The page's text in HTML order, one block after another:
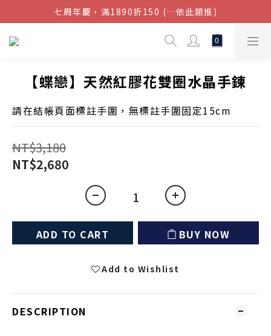
結帳金額滿$1080超取免運
七周年慶，滿1890折150 (…依此類推)
點我加入官方LINE帳號，獲得50元現金券
【蝶戀】天然紅膠花雙圈水晶手鍊
請在結帳頁面標註手圍，無標註手圍固定15cm
NT$3,180
NT$2,680
ADD TO CART BUY NOW
Add to Wishlist
DESCRIPTION